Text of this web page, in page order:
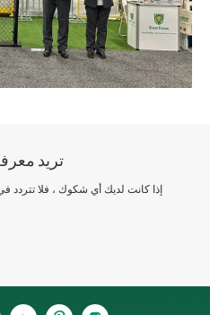
تريد
إذا كانت لديك أي شكوك ، فلا تتردد